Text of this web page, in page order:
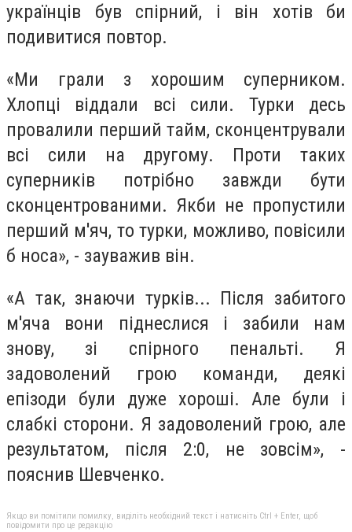
українців був спірний, і він хотів би
подивитися повтор.
«Ми грали з хорошим суперником.
Хлопці віддали всі сили. Турки десь
провалили перший тайм, сконцентрували
всі сили на другому. Проти таких
суперників потрібно завжди бути
сконцентрованими. Якби не пропустили
перший м'яч, то турки, можливо, повісили
б носа», - зауважив він.
«А так, знаючи турків... Після забитого
м'яча вони піднеслися і забили нам
знову, зі спірного пенальті. Я
задоволений грою команди, деякі
епізоди були дуже хороші. Але були і
слабкі сторони. Я задоволений грою, але
результатом, після 2:0, не зовсім», -
пояснив Шевченко.
Якщо ви помітили помилку, виділіть необхідний текст і натисніть Ctrl + Enter, щоб
повідомити про це редакцію